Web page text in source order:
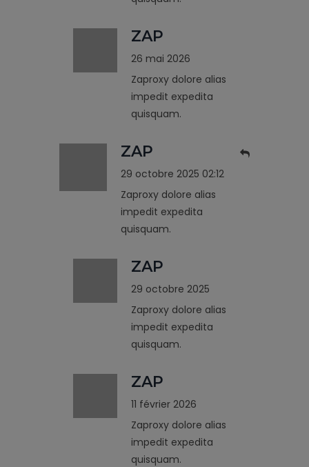
ZAP
26 mai 2026
Zaproxy dolore alias
impedit expedita
quisquam.
ZAP
29 octobre 2025 02:12
Zaproxy dolore alias
impedit expedita
quisquam.
ZAP
29 octobre 2025
Zaproxy dolore alias
impedit expedita
quisquam.
ZAP
11 février 2026
Zaproxy dolore alias
impedit expedita
quisquam.